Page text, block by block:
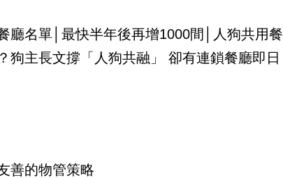
廳名單│最快半年後再增1000間│人狗共用餐
狗主長文撐「人狗共融」 卻有連鎖餐廳即日
善的物管策略